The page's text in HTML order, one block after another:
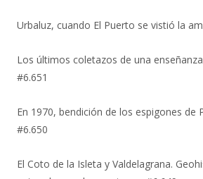
Urbaluz, cuando El Puerto se vistió la
Los últimos coletazos de una
#6.651
En 1970, bendición de los espigones de
#6.650
El Coto de la Isleta y Valdelagrana.